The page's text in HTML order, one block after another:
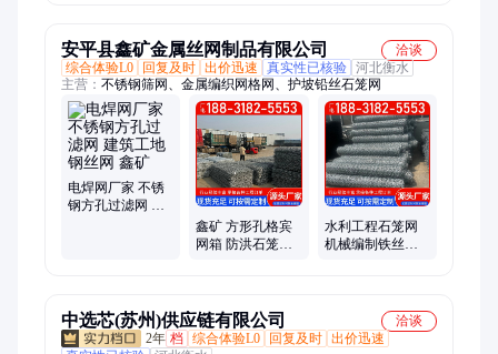
安平县鑫矿金属丝网制品有限公司
洽谈
综合体验L0
回复及时 出价迅速 真实性已核验 河北衡水
主营： 不锈钢筛网、金属编织网格网、护坡铅丝石笼网
电焊网厂家 不锈
钢方孔过滤网 建
鑫矿 方形孔格宾
网箱 防洪石笼网
水利工程石笼网
机械编制铁丝网
中选芯(苏州)供应链有限公司
洽谈
2年 档 综合体验L0 回复及时 出价迅速